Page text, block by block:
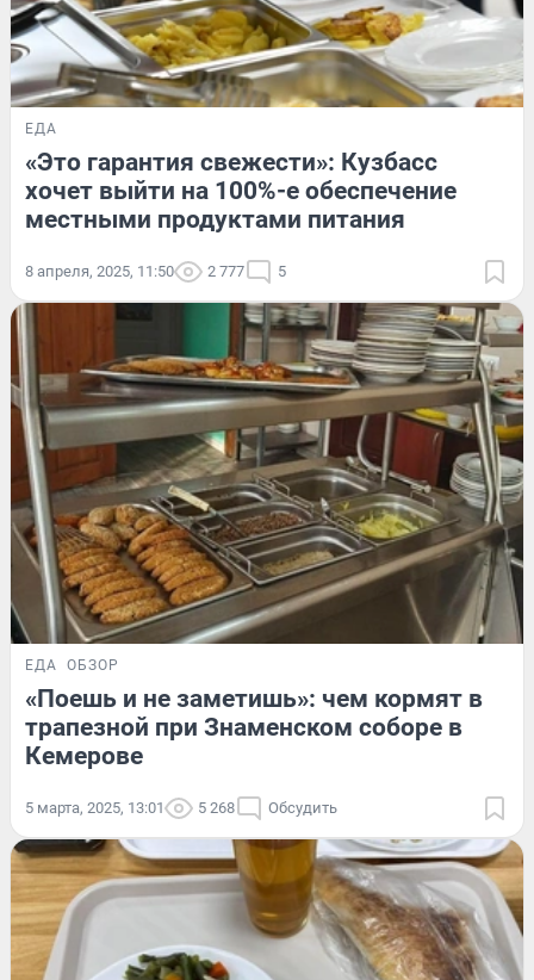
ЕДА
«Это гарантия свежести»: Кузбасс
хочет выйти на 100%-е обеспечение
местными продуктами питания
8 апреля, 2025, 11:50 2 777 5
ЕДА ОБЗОР
«Поешь и не заметишь»: чем кормят в
трапезной при Знаменском соборе в
Кемерове
5 марта, 2025, 13:01 5 268 Обсудить